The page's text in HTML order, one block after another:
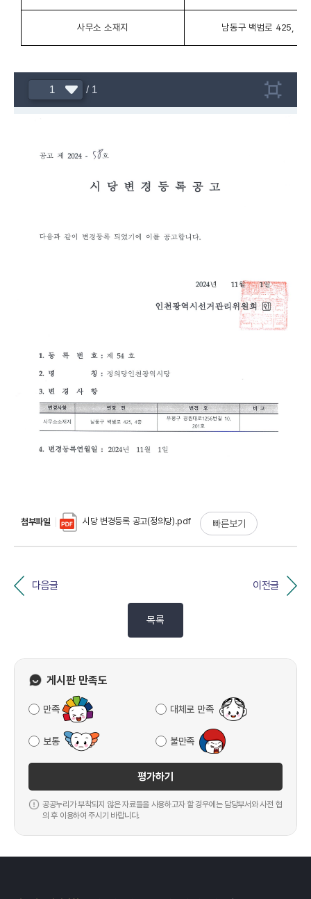
사무소 소재지 남동구 백범로 425, 4층
첨부파일 시당 변경등록 공고(정의당).pdf 빠른보기
다음글 이전글
목록
게시판 만족도
만족 대체로 만족
보통 불만족
평가하기
공공누리가 부착되지 않은 자료들을 사용하고자 할 경우에는 담당부서와 사전 협
의 후 이용하여 주시기 바랍니다.